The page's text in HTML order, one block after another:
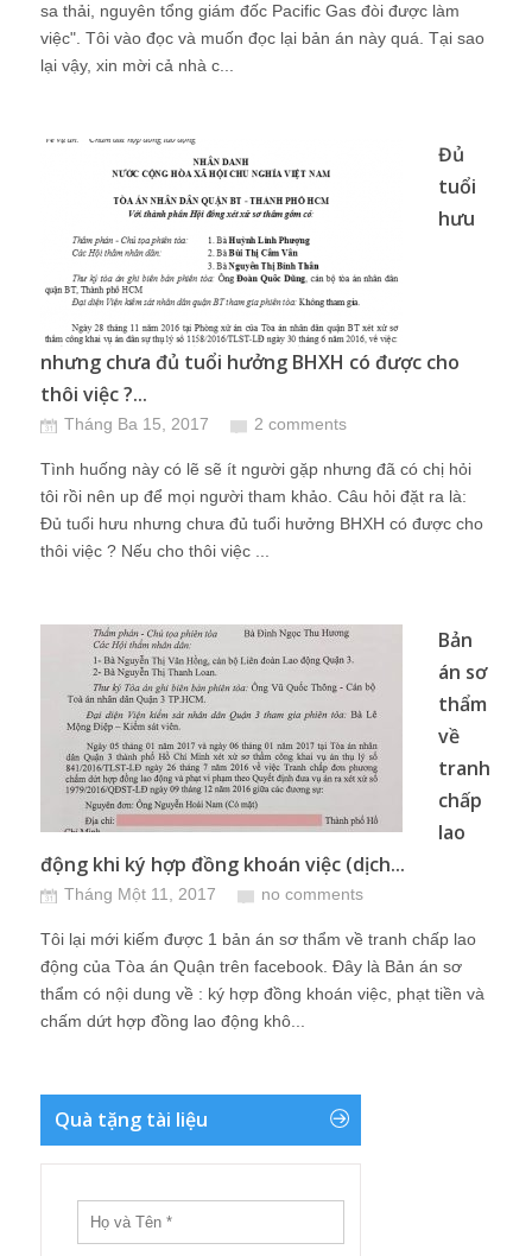
sa thải, nguyên tổng giám đốc Pacific Gas đòi được làm
việc". Tôi vào đọc và muốn đọc lại bản án này quá. Tại sao
lại vậy, xin mời cả nhà c...
Đủ
tuổi
hưu
nhưng chưa đủ tuổi hưởng BHXH có được cho
thôi việc ?...
Tháng Ba 15, 2017 2 comments
Tình huống này có lẽ sẽ ít người gặp nhưng đã có chị hỏi
tôi rồi nên up để mọi người tham khảo. Câu hỏi đặt ra là:
Đủ tuổi hưu nhưng chưa đủ tuổi hưởng BHXH có được cho
thôi việc ? Nếu cho thôi việc ...
Bản
án sơ
thẩm
về
tranh
chấp
lao
động khi ký hợp đồng khoán việc (dịch...
Tháng Một 11, 2017 no comments
Tôi lại mới kiếm được 1 bản án sơ thẩm về tranh chấp lao
động của Tòa án Quận trên facebook. Đây là Bản án sơ
thẩm có nội dung về : ký hợp đồng khoán việc, phạt tiền và
chấm dứt hợp đồng lao động khô...
Quà tặng tài liệu